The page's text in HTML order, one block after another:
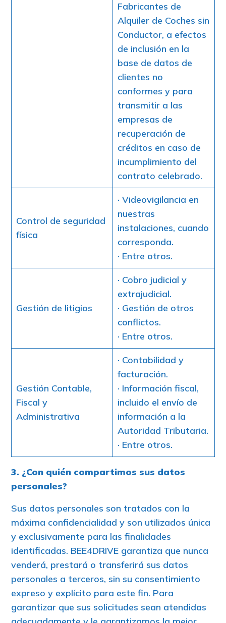
Fabricantes de
Alquiler de Coches sin
Conductor, a efectos
de inclusión en la
base de datos de
clientes no
conformes y para
transmitir a las
empresas de
recuperación de
créditos en caso de
incumplimiento del
contrato celebrado.
Control de seguridad
física
· Videovigilancia en
nuestras
instalaciones, cuando
corresponda.
· Entre otros.
Gestión de litigios
· Cobro judicial y
extrajudicial.
· Gestión de otros
conflictos.
· Entre otros.
Gestión Contable,
Fiscal y
Administrativa
· Contabilidad y
facturación.
· Información fiscal,
incluido el envío de
información a la
Autoridad Tributaria.
· Entre otros.
3. ¿Con quién compartimos sus datos
personales?
Sus datos personales son tratados con la
máxima confidencialidad y son utilizados única
y exclusivamente para las finalidades
identificadas. BEE4DRIVE garantiza que nunca
venderá, prestará o transferirá sus datos
personales a terceros, sin su consentimiento
expreso y explícito para este fin. Para
garantizar que sus solicitudes sean atendidas